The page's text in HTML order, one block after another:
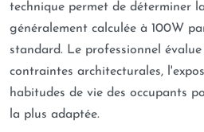
technique permet de déterminer
généralement calculée à 100W
standard. Le professionnel
contraintes architecturales,
habitudes de vie des occupants
la plus adaptée.